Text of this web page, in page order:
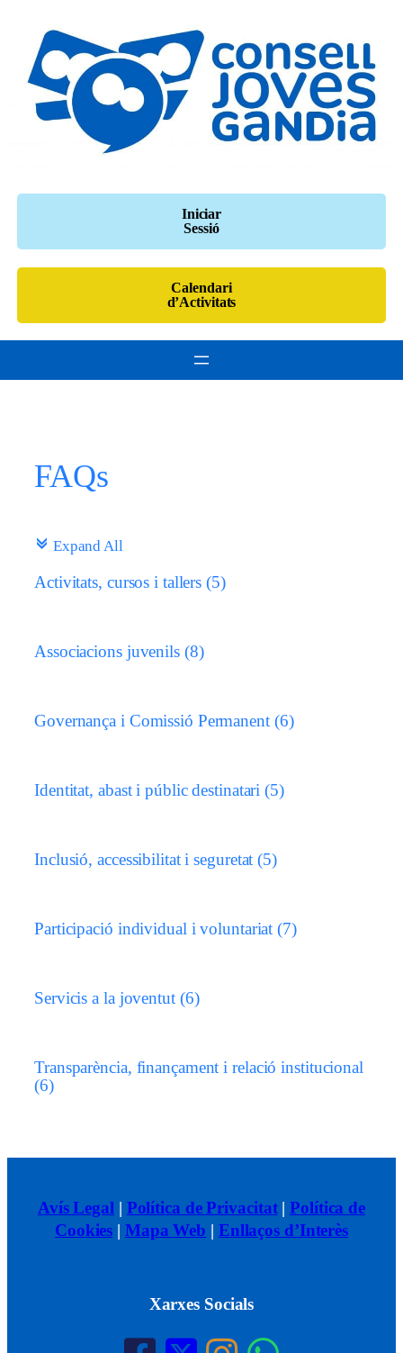
contingut
Iniciar
Sessió
Calendari
d’Activitats
FAQs
c Expand All
Activitats, cursos i tallers(5)
Associacions juvenils (8)
Governança i Comissió Permanent (6)
Identitat, abast i públic destinatari(5)
Inclusió, accessibilitat i seguretat(5)
Participació individual i voluntariat(7)
Servicis a la joventut (6)
Transparència, finançament i relació institucional
(6)
Avís Legal | Política de Privacitat|Política de
Cookies | Mapa Web | Enllaços d’Interès
Xarxes Socials